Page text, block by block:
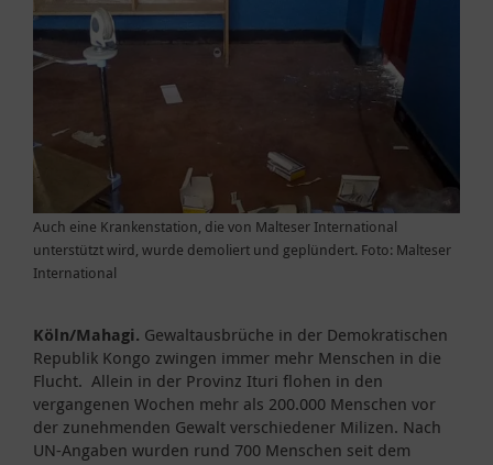
Auch eine Krankenstation, die von Malteser International
unterstützt wird, wurde demoliert und geplündert. Foto: Malteser
International
Köln/Mahagi. Gewaltausbrüche in der Demokratischen
Republik Kongo zwingen immer mehr Menschen in die
Flucht. Allein in der Provinz Ituri flohen in den
vergangenen Wochen mehr als 200.000 Menschen vor
der zunehmenden Gewalt verschiedener Milizen. Nach
UN-Angaben wurden rund 700 Menschen seit dem